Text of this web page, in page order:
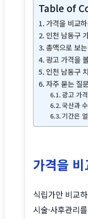
Table of
가격을 비교
인천 남동구
총액으로 보
광고 가격을
인천 남동구
자주 묻는 질
광고 가
국산과
기간은
가격을
식립가만 비교
시술·사후관리